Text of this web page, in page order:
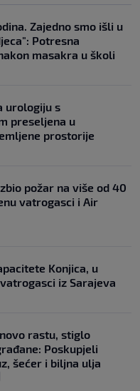
Zajedno smo išli u
Potresna
masakra u školi
urologiju s
preseljena u
prostorije
požar na više od 40
vatrogasci i Air
Konjica, u
iz Sarajeva
rastu, stiglo
Poskupjeli
šećer i biljna ulja